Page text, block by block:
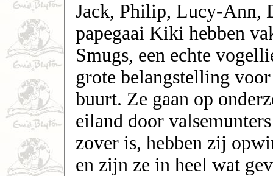
Jack, Philip, Lucy-Ann,
papegaai Kiki hebben
Smugs, een echte
grote belangstelling
buurt. Ze gaan op
eiland door
zover is, hebben zij
en zijn ze in heel wat